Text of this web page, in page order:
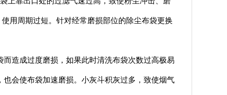
用周期过短。针对经常磨损部位的除尘布袋更换
造成过度磨损，如果此时清洗布袋次数过高极易
会使布袋加速磨损。小灰斗积灰过多，致使烟气